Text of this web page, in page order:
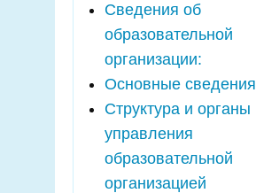
Сведения об
образовательной
организации:
Основные сведения
Структура и органы
управления
образовательной
организацией